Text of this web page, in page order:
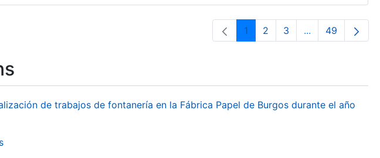
Páxina
1 Páxina
2 Páxina
3 ...PáxinasPáxina
49
de trabajos de fontanería en la Fábrica Papel de Burgos durante el año